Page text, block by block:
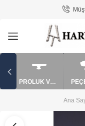
MUM
PROLUK VE APARATLAR
Ana